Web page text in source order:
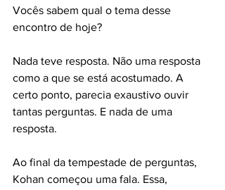
Vocês sabem qual o tema desse
encontro de hoje?
Nada teve resposta. Não uma resposta
como a que se está acostumado. A
certo ponto, parecia exaustivo ouvir
tantas perguntas. E nada de uma
resposta.
Ao final da tempestade de perguntas,
Kohan começou uma fala. Essa,